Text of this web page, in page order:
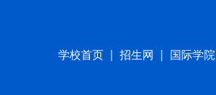
学校首页 | 招生网 | 国际学院